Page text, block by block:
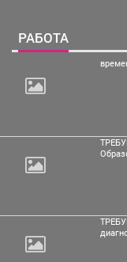
РАБОТА